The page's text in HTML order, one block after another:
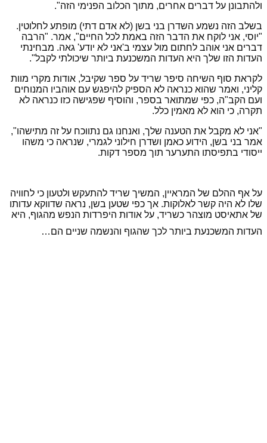
ולהתבונן על דברים אחרים, מתוך הכלוב הפנימי הזה".
בשלב הזה נשמע השדרן בני בשן (לא אדם דתי) מופתע לחלוטין.
"יוסי, אני לוקח את הדבר הזה באמת לכל החיים", אמר. "הרבה
דברים אני אוהב לחתום מול עצמי ב'אני לא יודע' גאה. מבחינתי
העדות הזו שלך היא העדות המשכנעת ביותר שיכולתי לקבל".
לקראת סוף השיחה סיפר שריד על ספר שקיבל, אודות מקרי מוות
קליני, ואמר שהוא כנראה לא הספיק להיפגש עם אוהביו המנוחים
ועם הקב"ה, כפי שמתואר בספר, והוסיף שפגישה כזו כנראה לא
תקרה, כי הוא לא מאמין כלל.
"אני לא מקבל את הטענה שלך, ואנחנו גם נתווכח על זה מתישהו",
אמר בני בשן, הידוע כאמן ושדרן חילוני לגמרי, שנראה כי משהו
ייסודי בתפיסתו התערער תוך מספר דקות.
על אף ההלם של המראיין, המשיך שריד להתעקש ולטעון כי לחוויה
שלו לא היה קשר לאלוקות. אך כפי שטען בשן, נראה שדווקא עדותו
של אתאיסט מוצהר כשריד, על אודות היפרדות הנפש מהגוף, היא
העדות המשכנעת ביותר לכך שהגוף והנשמה שניים הם…